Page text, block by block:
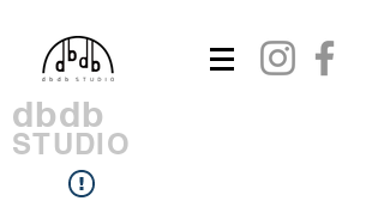
dbdb
STUDIO